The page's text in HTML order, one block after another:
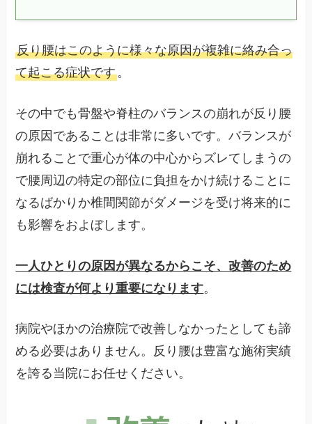
反り腰はこのように様々な原因が複雑に絡み合っ
て起こる症状です。
その中でも骨盤や脊柱のバランスの崩れが反り腰
の原因であることは非常に多いです。バランスが
崩れることで重心が体の中心からズレてしまうの
で腰周辺の特定の部位に負担をかけ続けることに
なるばかりか椎間関節がダメージを受け将来的に
も影響をおよぼします。
一人ひとりの原因が異なるからこそ、改善のため
には検査が何より重要になります。
病院やほかの治療院で改善しなかったとしても諦
める必要はありません。反り腰は豊富な施術実績
を誇る当院にお任せください。